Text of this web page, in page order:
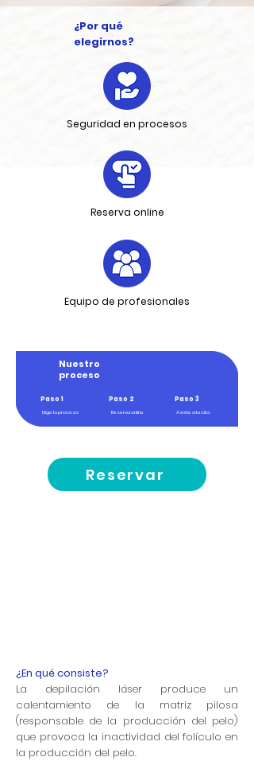
¿Por qué
elegirnos?
Seguridad en procesos
Reserva online
Equipo de profesionales
Nuestro
proceso
Paso 2
Elige tu proceso Reserva online Asiste a tu cita
Paso 1 Paso 3
Reservar
¿En qué consiste?
La depilación láser produce un
calentamiento de la matriz pilosa
(responsable de la producción del pelo)
que provoca la inactividad del folículo en
la producción del pelo.